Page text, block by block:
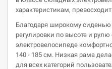
характеристикам,
Благодаря широкому
регулировки по высоте и
электровелосипеде
140 - 185 см. Низкая рама
для всех категорий